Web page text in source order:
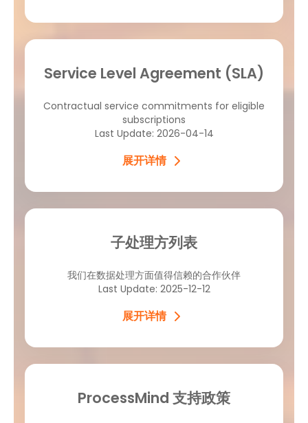
Service Level Agreement (SLA)
Contractual service commitments for eligible
subscriptions
Last Update: 2026-04-14
展开详情
子处理方列表
我们在数据处理方面值得信赖的合作伙伴
Last Update: 2025-12-12
展开详情
ProcessMind 支持政策